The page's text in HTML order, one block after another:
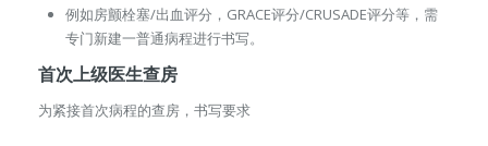
例如房颤栓塞/出血评分，GRACE评分/CRUSADE评分等，需
专门新建一普通病程进行书写。
首次上级医生查房
为紧接首次病程的查房，书写要求